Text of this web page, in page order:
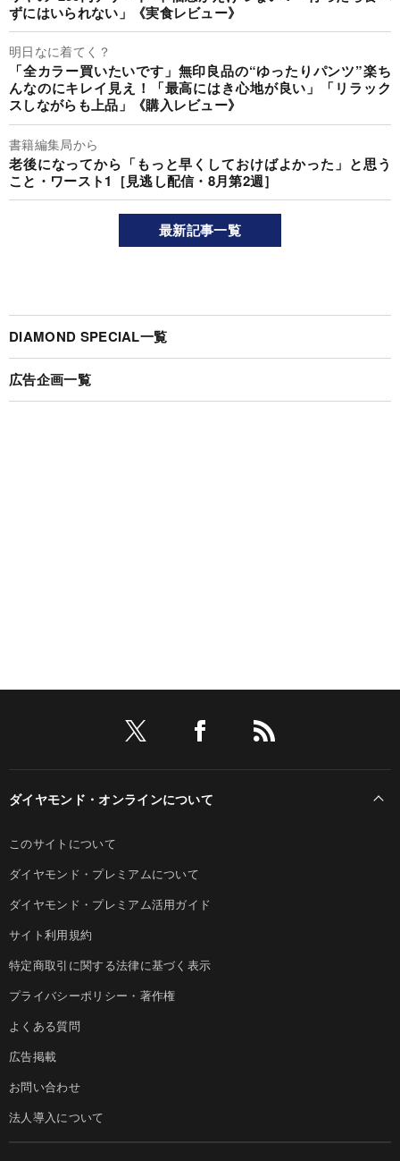
ずにはいられない」《実食レビュー》
明日なに着てく？
「全カラー買いたいです」無印良品の“ゆったりパンツ”楽ち
んなのにキレイ見え！「最高にはき心地が良い」「リラック
スしながらも上品」《購入レビュー》
書籍編集局から
老後になってから「もっと早くしておけばよかった」と思う
こと・ワースト1［見逃し配信・8月第2週］
最新記事一覧
DIAMOND SPECIAL一覧
広告企画一覧
ダイヤモンド・オンラインについて
このサイトについて
ダイヤモンド・プレミアムについて
ダイヤモンド・プレミアム活用ガイド
サイト利用規約
特定商取引に関する法律に基づく表示
プライバシーポリシー・著作権
よくある質問
広告掲載
お問い合わせ
法人導入について